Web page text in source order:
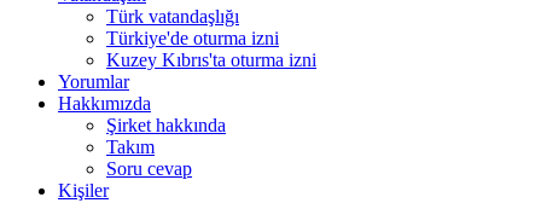
Türk vatandaşlığı
Türkiye'de oturma izni
Kuzey Kıbrıs'ta oturma izni
Yorumlar
Hakkımızda
Şirket hakkında
Takım
Soru cevap
Kişiler